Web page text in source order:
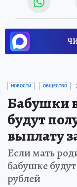
НОВОСТИ ОБЩЕСТВО
Бабушки
будут
выплату
Если мать
бабушке
рублей